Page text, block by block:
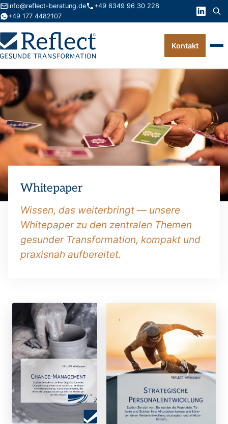
info@reflect-beratung.de
+49 6349 96 30 228
+49 177 4482107
Leistungen
Produkte
Wissen
Über uns
Kontakt
Whitepaper
Wissen, das weiterbringt — unsere
Whitepaper zu den zentralen Themen
gesunder Transformation, kompakt und
praxisnah aufbereitet.